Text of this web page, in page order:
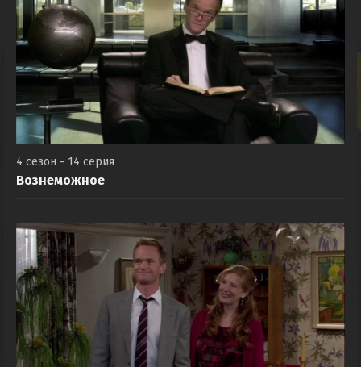
4 сезон - 14 серия
Вознеможное